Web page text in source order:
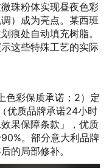
珠粉体实现昼夜色彩
）成为亮点。某西班
痕处自动填充树脂。
这些特殊工艺的实际
色彩保质承诺；2）定
优质品牌承诺24小时
果保障条款」，优质
。部分意大利品牌
的局部修补。